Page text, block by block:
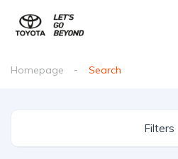
Homepage Search
Filters